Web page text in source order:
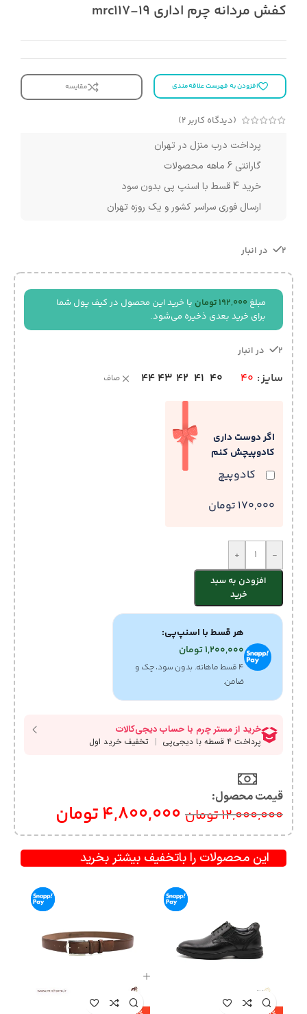
کفش مردانه چرم اداری mrc117-19
افزودن به فهرست علاقه‌مندی مقایسه
(دیدگاه کاربر2
)
پرداخت درب منزل در تهران
گارانتی 6 ماهه محصولات
خرید 4 قسط با اسنپ پی بدون سود
ارسال فوری سراسر کشور و یک روزه تهران
2 در انبار
مبلغ 192,000 تومان با خرید این محصول در کیف پول شما
برای خرید بعدی ذخیره می‌شود.
2 در انبار
سایز 40
40
41
42
43
44 صاف
اگر دوست داری
کادوپیچش کنم
کادوپیچ
170,000 تومان
-
+
افزودن به سبد
خرید
هر قسط با اسنپ‌پی:
1,200,000تومان
۴ قسط ماهانه. بدون سود، چک و
ضامن.
قیمت محصول:​
12,000,000تومان 4,800,000تومان
این محصولات را باتخفیف بیشتر بخرید